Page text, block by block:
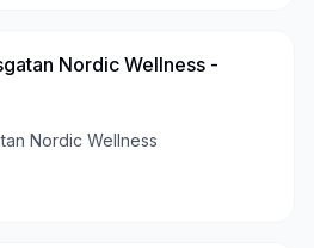
Nordic Wellness -
Nordic Wellness